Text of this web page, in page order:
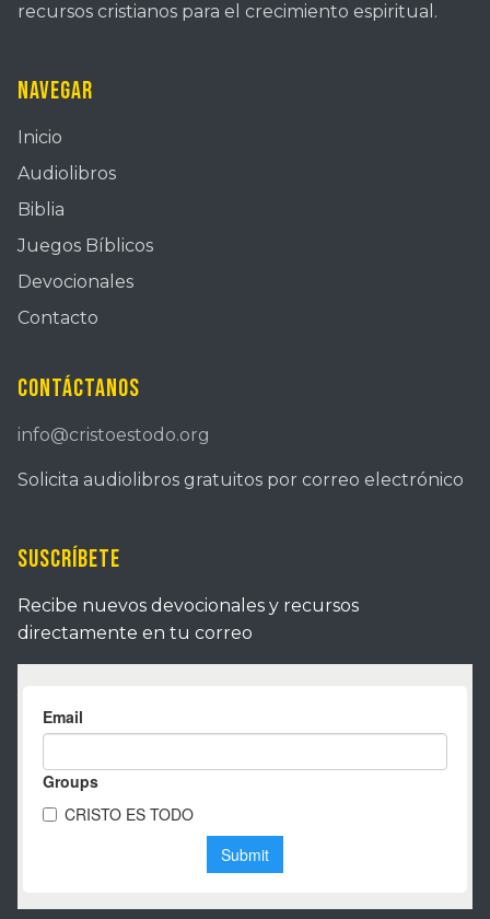
recursos cristianos para el crecimiento espiritual.
Navegar
Inicio
Audiolibros
Biblia
Juegos Bíblicos
Devocionales
Contacto
Contáctanos
info@cristoestodo.org
Solicita audiolibros gratuitos por correo electrónico
Suscríbete
Recibe nuevos devocionales y recursos
directamente en tu correo